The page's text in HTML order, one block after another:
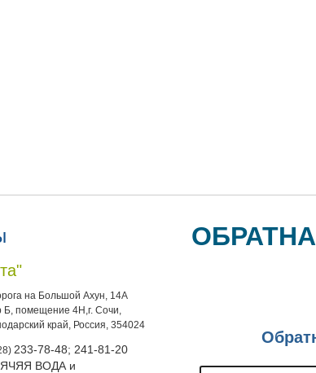
на Большой Ахун, 14А
Б, помещение 4Н,г. Сочи,
край, Россия, 354024
233-78-48; 241-81-20
ВОДА и